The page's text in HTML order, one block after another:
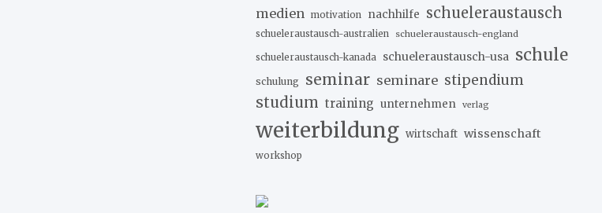
medien motivation nachhilfe schueleraustausch
schueleraustausch-australien schueleraustausch-england
schueleraustausch-kanada schueleraustausch-usa schule
schulung seminar seminare stipendium
studium training unternehmen verlag
weiterbildung wirtschaft wissenschaft
workshop